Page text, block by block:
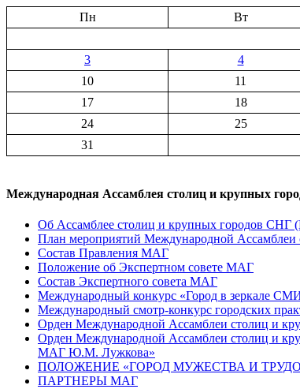
Пн
Вт
3
4
10
11
17
18
24
25
31
Международная Ассамблея столиц и крупных
Об Ассамблее столиц и крупных городов
План мероприятий Международной
Состав Правления МАГ
Положение об Экспертном совете МАГ
Состав Экспертного совета МАГ
Международный конкурс «Город в зеркале
Международный смотр-конкурс городских
Орден Международной Ассамблеи столиц и
Орден Международной Ассамблеи столиц и
МАГ Ю.М. Лужкова»
ПОЛОЖЕНИЕ «ГОРОД МУЖЕСТВА И
ПАРТНЕРЫ МАГ